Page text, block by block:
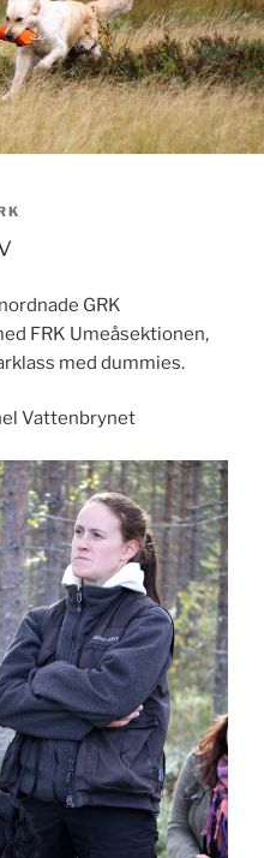
GRK
FRK Umeåsektionen,
med dummies.
Vattenbrynet